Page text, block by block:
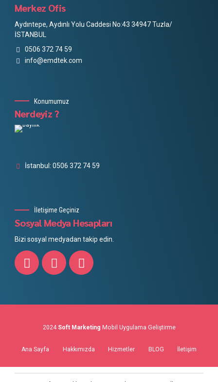
Merkez Ofis
Aydıntepe, Aydınlı Yolu Caddesi No:43 34947 Tuzla/
İSTANBUL
0506 372 74 59
info@emdtek.com
Konumumuz
Nerdeyiz ?
İstanbul: 0506 372 74 59
İletişime Geçiniz
Sosyal Medya Hesapları
Bizi sosyal medyadan takip edin.
2024 Soft Marketing Mobil Uygulama Geliştirme
Ana Sayfa Hakkımızda Hizmetler BLOG İletişim